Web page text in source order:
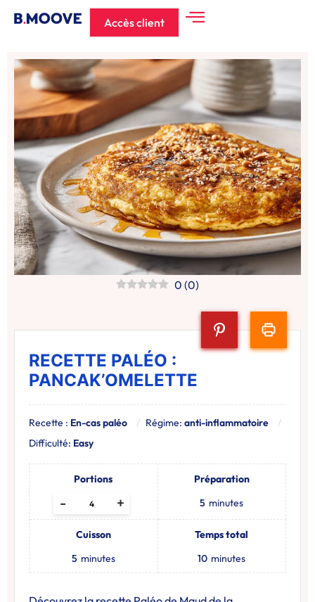
Accès client
0 (0)
RECETTE PALÉO :
PANCAK’OMELETTE
Recette : En-cas paléo Régime: anti-inflammatoire
Difficulté: Easy
Portions
+
-
Préparation
5 minutes
Cuisson
5 minutes
Temps total
10 minutes